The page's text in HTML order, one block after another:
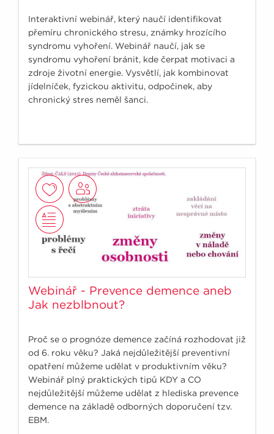
Interaktivní webinář, který naučí identifikovat
přemíru chronického stresu, známky hrozícího
syndromu vyhoření. Webinář naučí, jak se
syndromu vyhoření bránit, kde čerpat motivaci a
zdroje životní energie. Vysvětlí, jak kombinovat
jídelníček, fyzickou aktivitu, odpočinek, aby
chronický stres neměl šanci.
Webinář - Prevence demence aneb
Jak nezblbnout?
Proč se o prognóze demence začíná rozhodovat již
od 6. roku věku? Jaká nejdůležitější preventivní
opatření můžeme udělat v produktivním věku?
Webinář plný praktických tipů KDY a CO
nejdůležitější můžeme udělat z hlediska prevence
demence na základě odborných doporučení tzv.
EBM.